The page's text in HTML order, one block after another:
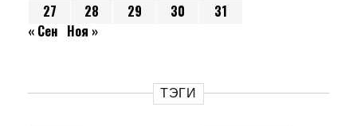
27
28 29 30
31
« Сен Ноя »
ТЭГИ